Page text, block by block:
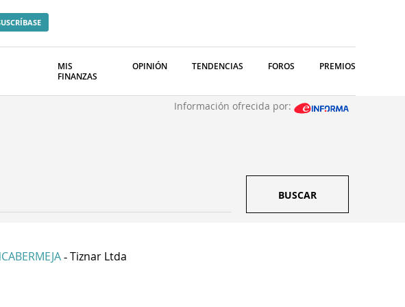
MIS
FINANZAS
OPINIÓN TENDENCIAS FOROS PREMIOS
Información ofrecida por:
BUSCAR
- Tiznar Ltda